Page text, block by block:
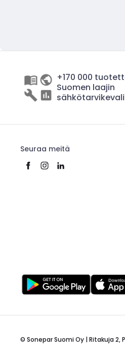
+170 000
Suomen laajin
Seuraa meitä
© Sonepar Suomi Oy | Ritakuja 2,